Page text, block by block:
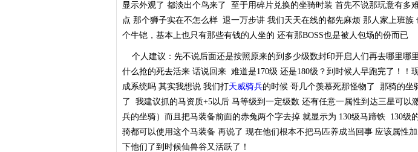
显示外观了 都淡出个鸟来了 至于用碎片兑换的坐骑时装 首先不说那玩意有多
点 那个狮子实在不怎么样 退一万步讲 我们天天在线的都先麻烦 那人家上班族
个牛铠，基本上也只有那些有钱的人坐的 还有那BOSS也是被人包场的份而已
个人建议：先不说后面还是按照原来的到多少级数封印开启人们再去哪里哪
什么抢的死去活来 话说回来 难道是170级 还是180级？到时候人早跑完了！！
成系统吗 其实我想说 我们打天威骑兵的时候 哥几个羡慕死那怪物了 那骑的坐
了 我建议抓的马资质+5以后 马等级到一定级数 还有任意一属性到达三星可以
兵的坐骑）而且把马装备前面的赤兔两个字去掉 就显示为 130级马蹄铁 130
骑都可以使用这个马装备 再说了 现在他们根本不把马匹养成当回事 应该属性
下他们了到时候仙兽谷又活跃了！